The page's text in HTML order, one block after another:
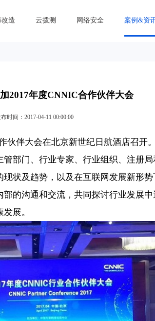
改造 云拨测 网络安全 案例&资
2017年度CNNIC合作伙伴大会
时间：2017-04-11 00:00:00
伙伴大会在北京新世纪日航酒店召开
部门、行业专家、行业组织、注册
状及趋势，以及在互联网发展新形势
的沟通和交流，共同探讨行业发展
发展。